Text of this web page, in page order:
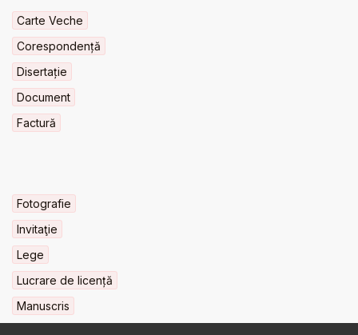
Carte Veche
Corespondență
Disertație
Document
Factură
Fotografie
Invitaţie
Lege
Lucrare de licență
Manuscris